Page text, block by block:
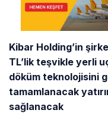
Kibar Holding’in
TL’lik teşvikle yerli
döküm teknolojisini
tamamlanacak
sağlanacak